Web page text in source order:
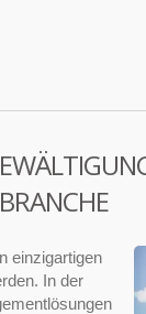
einzigartigen
In der